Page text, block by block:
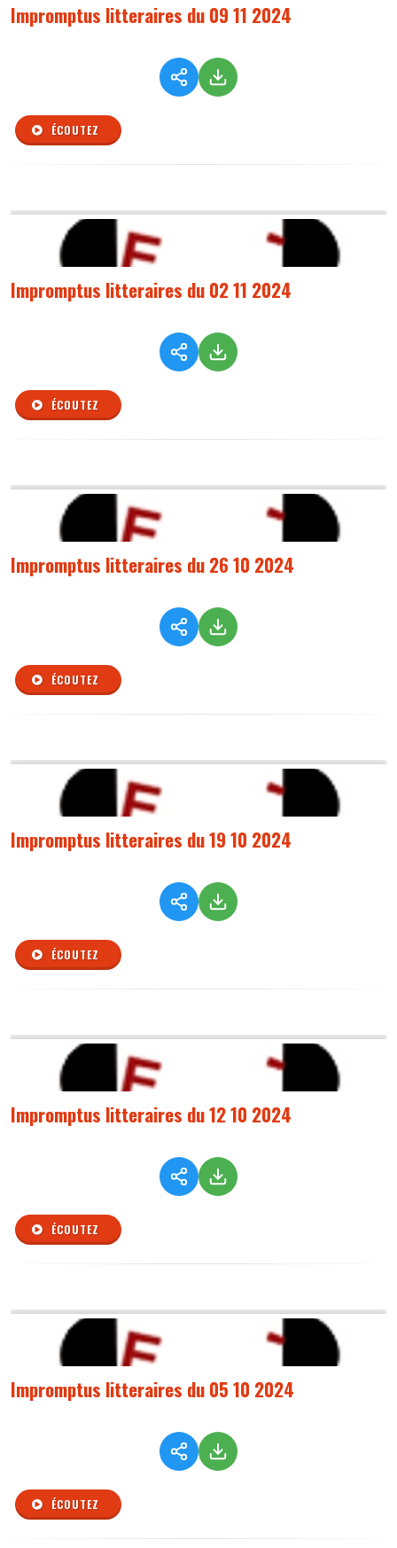
Impromptus litteraires du 09 11 2024
ÉCOUTEZ
Impromptus litteraires du 02 11 2024
ÉCOUTEZ
Impromptus litteraires du 26 10 2024
ÉCOUTEZ
Impromptus litteraires du 19 10 2024
ÉCOUTEZ
Impromptus litteraires du 12 10 2024
ÉCOUTEZ
Impromptus litteraires du 05 10 2024
ÉCOUTEZ